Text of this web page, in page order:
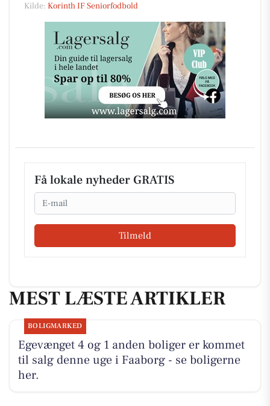
Kilde: Korinth IF Seniorfodbold
Få lokale nyheder GRATIS
Email
Tilmeld
MEST LÆSTE ARTIKLER
BOLIGMARKED
Egevænget 4 og 1 anden boliger er kommet
til salg denne uge i Faaborg - se boligerne
her.